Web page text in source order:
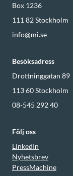
Box 1236
111 82Stockholm
info@mi.se
Besöksadress
Drottninggatan 89
113 60Stockholm
08-545 292 40
Följ oss
LinkedIn
Nyhetsbrev
PressMachine